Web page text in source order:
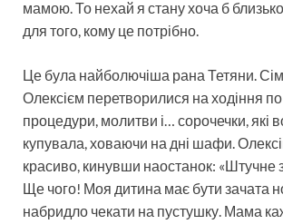
мамою. То нехай я стану хоча б
для того, кому це потрібно.
Це була найболючіша рана Тетяни.
Олексієм перетворилися на ходіння
процедури, молитви і… сорочечки, які
купувала, ховаючи на дні шафи.
красиво, кинувши наостанок: «Штучне
Ще чого! Моя дитина має бути зачата
набридло чекати на пустушку. Мама